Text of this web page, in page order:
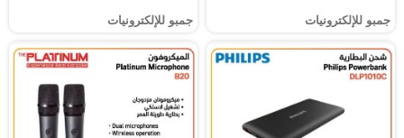
جمبو للإلكترونيات جمبو للإلكترونيات